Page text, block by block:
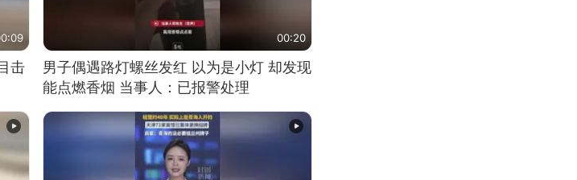
击
00:20
男子偶遇路灯螺丝发红 以为是小灯 却发现
能点燃香烟 当事人：已报警处理